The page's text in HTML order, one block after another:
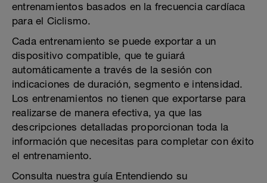
entrenamientos basados ​​en la frecuencia cardíaca
para el Ciclismo.
Cada entrenamiento se puede exportar a un
dispositivo compatible, que te guiará
automáticamente a través de la sesión con
indicaciones de duración, segmento e intensidad.
Los entrenamientos no tienen que exportarse para
realizarse de manera efectiva, ya que las
descripciones detalladas proporcionan toda la
información que necesitas para completar con éxito
el entrenamiento.
Consulta nuestra guía Entendiendo su